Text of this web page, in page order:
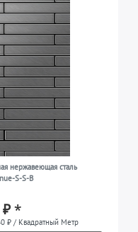
нержавеющая сталь
S-S-B
₽ *
₽ / Квадратный Метр